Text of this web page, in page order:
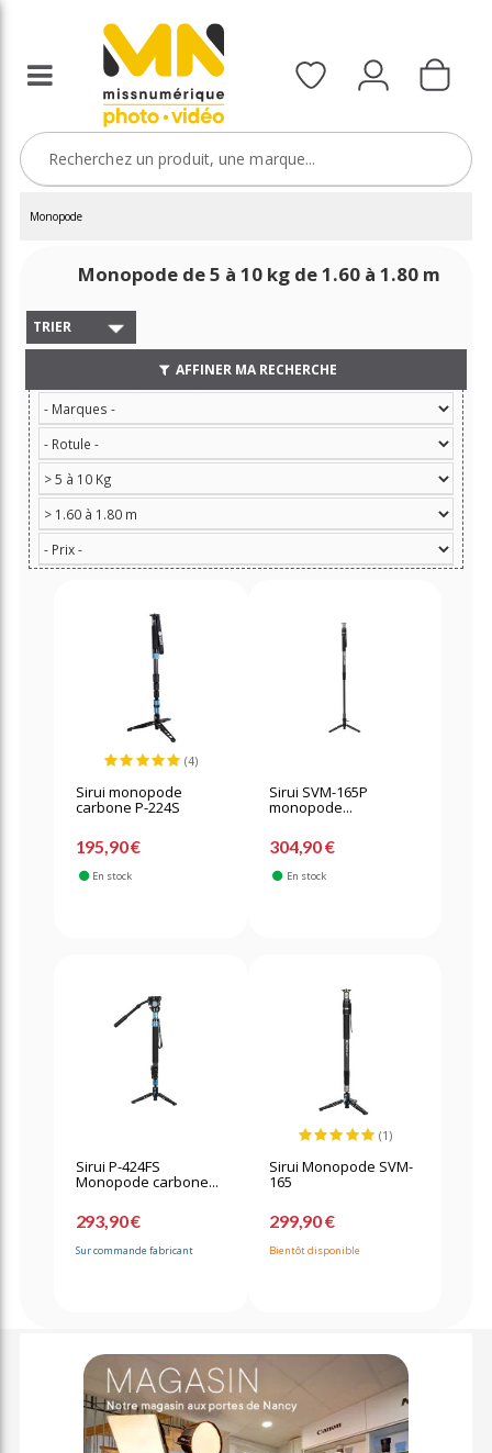
Monopode
Monopode de 5 à 10 kg de 1.60 à 1.80 m
TRIER
AFFINER MA RECHERCHE
(4)
Sirui monopode
carbone P-224S
195,90 €
En stock
Sirui SVM-165P
monopode...
304,90 €
En stock
Sirui P-424FS
Monopode carbone...
293,90 €
Sur commande fabricant
(1)
Sirui Monopode SVM-
165
299,90 €
Bientôt disponible